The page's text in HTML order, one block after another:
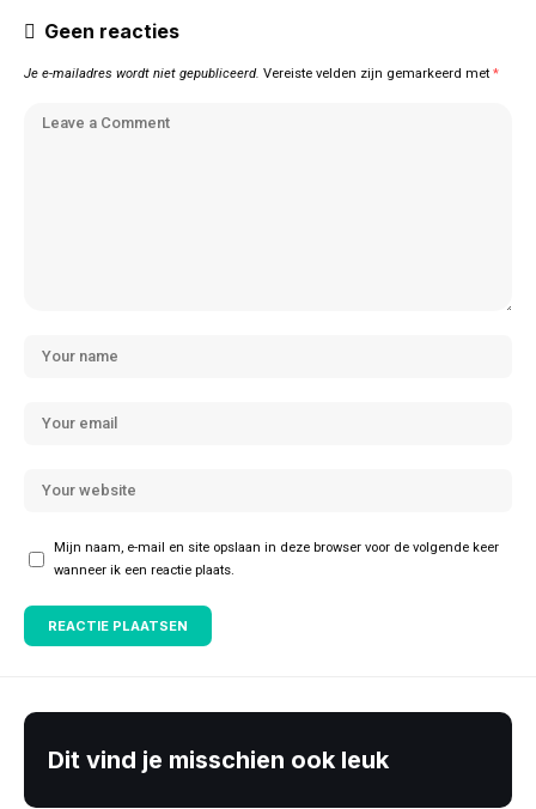
Geen reacties
Je e-mailadres wordt niet gepubliceerd. Vereiste velden zijn gemarkeerd met *
Mijn naam, e-mail en site opslaan in deze browser voor de volgende keer
wanneer ik een reactie plaats.
Dit vind je misschien ook leuk